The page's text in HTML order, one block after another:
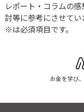
レポート・コラムの
討等に参考にさせてい
※は必須項目です。
お金を学び